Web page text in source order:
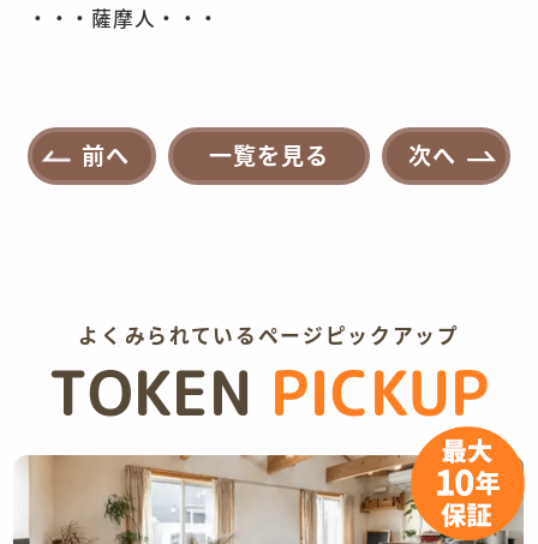
・・・薩摩人・・・
前へ 一覧を見る 次へ
よくみられているページピックアップ
TOKEN PICKUP